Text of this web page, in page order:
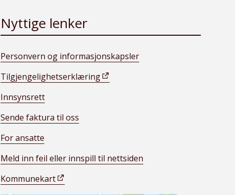
Nyttige lenker
Personvern og informasjonskapsler
Tilgjengelighetserklæring
Innsynsrett
Sende faktura til oss
For ansatte
Meld inn feil eller innspill til nettsiden
Kommunekart